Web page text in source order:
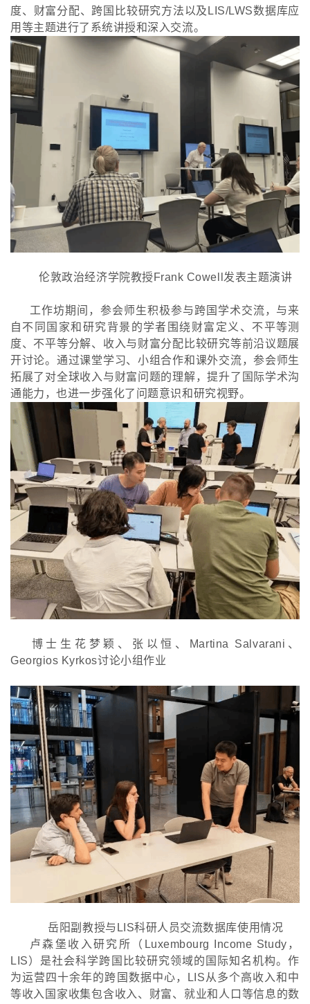
度、财富分配、跨国比较研究方法以及LIS/LWS数据库应
用等主题进行了系统讲授和深入交流。
伦敦政治经济学院教授 Frank Cowell发表主题演讲
工作坊期间，参会师生积极参与跨国学术交流，与来
自不同国家和研究背景的学者围绕财富定义、不平等测
度、不平等分解、收入与财富分配比较研究等前沿议题展
开讨论。通过课堂学习、小组合作和课外交流，参会师生
拓展了对全球收入与财富问题的理解，提升了国际学术沟
通能力，也进一步强化了问题意识和研究视野。
博士生花梦颖、张以恒、
Martina Salvarani、
Georgios Kyrkos讨论小组作业
岳阳副教授与 LIS科研人员交流数据库使用情况
卢森堡收入研究所（ Luxembourg Income Study，
LIS）是社会科学跨国比较研究领域的国际知名机构。作
为运营四十余年的跨国数据中心，LIS从多个高收入和中
等收入国家收集包含收入、财富、就业和人口等信息的数